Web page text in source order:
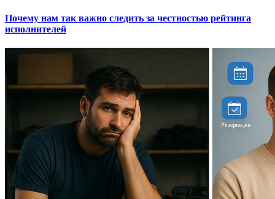
Почему нам так важно следить за честностью рейтинга
исполнителей